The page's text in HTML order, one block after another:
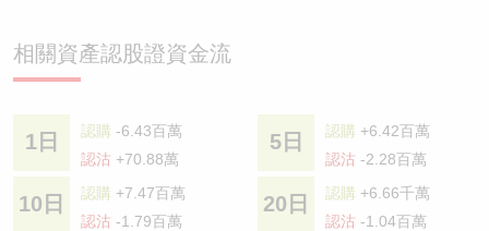
相關資產認股證資金流
1日 認購 -6.43百萬
認沽 +70.88萬
5日 認購 +6.42百萬
認沽 -2.28百萬
10日 認購 +7.47百萬
認沽 -1.79百萬
20日 認購 +6.66千萬
認沽 -1.04百萬